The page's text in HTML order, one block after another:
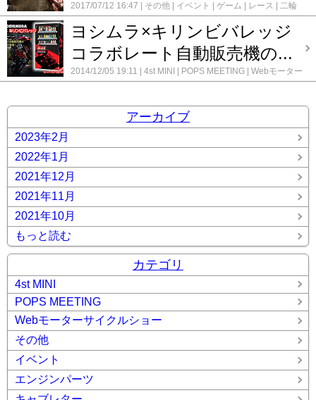
2017/07/12 16:47 その他 イベント ゲーム レース
二輪
業界情報
情報
ヨシムラ×キリンビバレッジ
コラボレート自動販売機の...
2014/12/05 19:11 4st MINI POPS MEETING
Webモーター
サイクルショー
その他 イベント エンジンパーツ
キャブ
クニカルショップ
マフラー レース 二輪業界情報
企画
アーカイブ
2023年2月
2022年1月
2021年12月
2021年11月
2021年10月
もっと読む
カテゴリ
4st MINI
POPS MEETING
Webモーターサイクルショー
その他
イベント
エンジンパーツ